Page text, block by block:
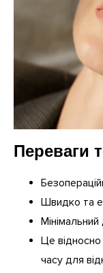
Переваги
Швидко та
Це відносно
часу для